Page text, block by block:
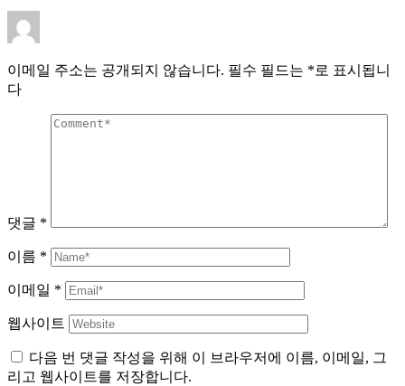
이메일 주소는 공개되지 않습니다. 필수 필드는 *로 표시됩니
다
댓글 *
이름 *
이메일 *
웹사이트
다음 번 댓글 작성을 위해 이 브라우저에 이름, 이메일, 그
리고 웹사이트를 저장합니다.